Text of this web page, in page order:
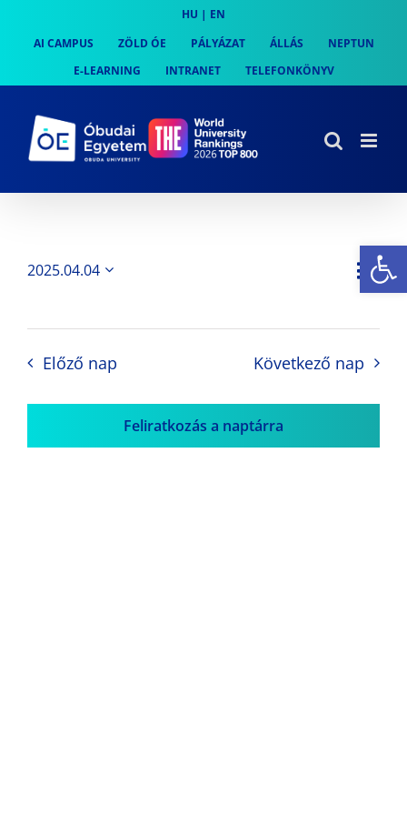
content
HU | EN
AI CAMPUS
ZÖLD ÓE PÁLYÁZAT ÁLLÁS
NEPTUN
E-LEARNING
INTRANET TELEFONKÖNYV
Nap
2025.04.04
Előző nap Következő nap
Feliratkozás a naptárra